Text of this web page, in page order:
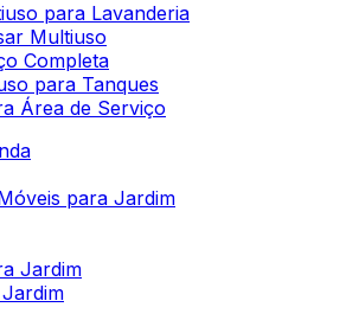
para Lavanderia
Multiuso
Completa
para Tanques
Área de Serviço
para Jardim
Jardim